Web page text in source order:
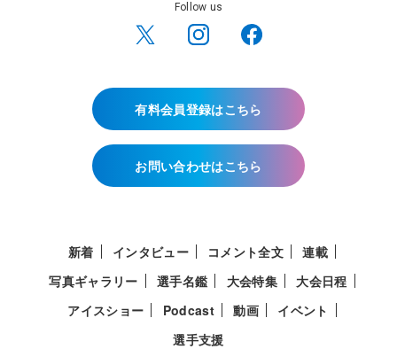
Follow us
有料会員登録はこちら
お問い合わせはこちら
新着 インタビュー コメント全文
連載
写真ギャラリー
選手名鑑 大会特集
大会日程
アイスショー
Podcast 動画
イベント
選手支援